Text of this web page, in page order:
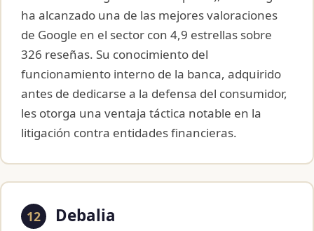
ha alcanzado una de las mejores valoraciones
de Google en el sector con 4,9 estrellas sobre
326 reseñas. Su conocimiento del
funcionamiento interno de la banca, adquirido
antes de dedicarse a la defensa del consumidor,
les otorga una ventaja táctica notable en la
litigación contra entidades financieras.
12 Debalia